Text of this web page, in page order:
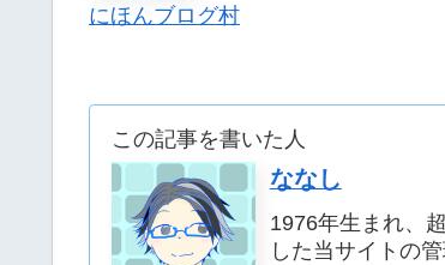
にほんブログ村
この記事を書いた人
ななし
1976年生まれ、
した当サイトの